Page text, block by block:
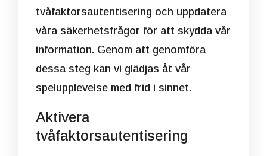
tvåfaktorsautentisering och uppdatera
våra säkerhetsfrågor för att skydda vår
information. Genom att genomföra
dessa steg kan vi glädjas åt vår
spelupplevelse med frid i sinnet.
Aktivera
tvåfaktorsautentisering